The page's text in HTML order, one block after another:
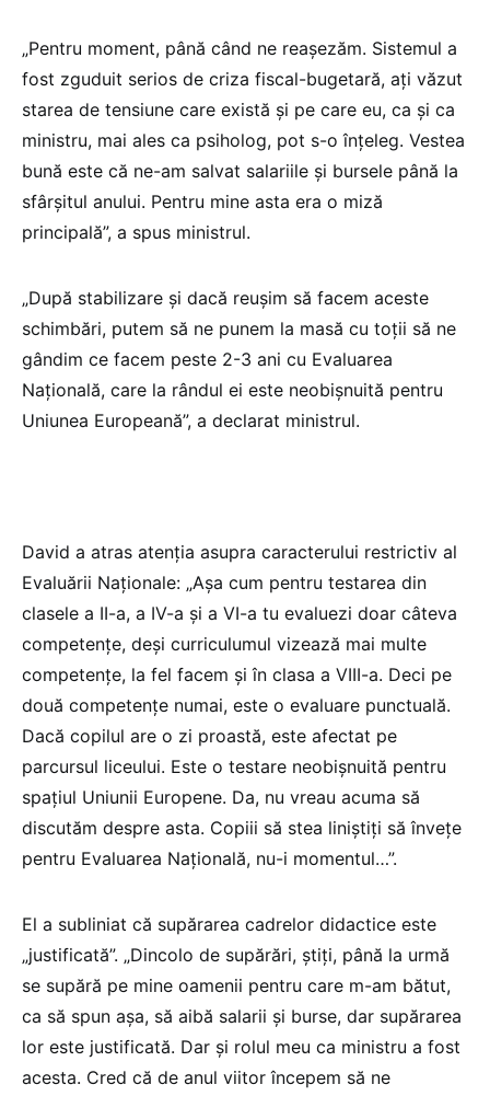
„Pentru moment, până când ne reașezăm. Sistemul a
fost zguduit serios de criza fiscal-bugetară, ați văzut
starea de tensiune care există și pe care eu, ca și ca
ministru, mai ales ca psiholog, pot s-o înțeleg. Vestea
bună este că ne-am salvat salariile și bursele până la
sfârșitul anului. Pentru mine asta era o miză
principală”, a spus ministrul.
„După stabilizare și dacă reușim să facem aceste
schimbări, putem să ne punem la masă cu toții să ne
gândim ce facem peste 2-3 ani cu Evaluarea
Națională, care la rândul ei este neobișnuită pentru
Uniunea Europeană”, a declarat ministrul.
David a atras atenția asupra caracterului restrictiv al
Evaluării Naționale: „Așa cum pentru testarea din
clasele a II-a, a IV-a și a VI-a tu evaluezi doar câteva
competențe, deși curriculumul vizează mai multe
competențe, la fel facem și în clasa a VIII-a. Deci pe
două competențe numai, este o evaluare punctuală.
Dacă copilul are o zi proastă, este afectat pe
parcursul liceului. Este o testare neobișnuită pentru
spațiul Uniunii Europene. Da, nu vreau acuma să
discutăm despre asta. Copiii să stea liniștiți să învețe
pentru Evaluarea Națională, nu-i momentul…”.
El a subliniat că supărarea cadrelor didactice este
„justificată”. „Dincolo de supărări, știți, până la urmă
se supără pe mine oamenii pentru care m-am bătut,
ca să spun așa, să aibă salarii și burse, dar supărarea
lor este justificată. Dar și rolul meu ca ministru a fost
acesta. Cred că de anul viitor începem să ne